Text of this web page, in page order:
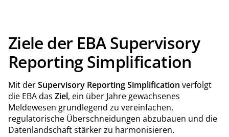
Ziele der EBA Supervisory
Reporting Simplification
Mit derSupervisory Reporting Simplification verfolgt
die EBA das Ziel, ein über Jahre gewachsenes
Meldewesen grundlegend zu vereinfachen,
regulatorische Überschneidungen abzubauen und die
Datenlandschaft stärker zu harmonisieren.